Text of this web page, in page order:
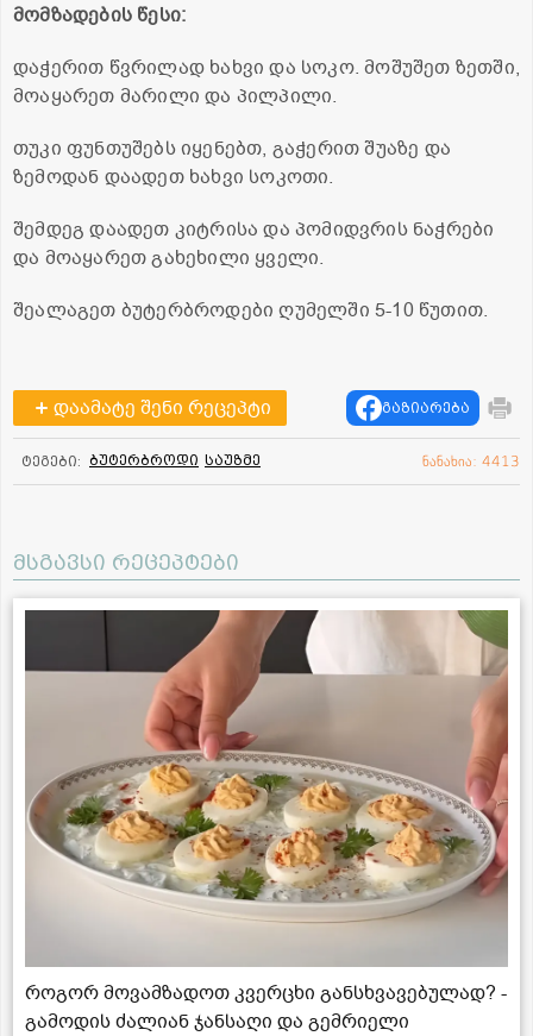
მომზადების წესი:
დაჭერით წვრილად ხახვი და სოკო. მოშუშეთ ზეთში,
მოაყარეთ მარილი და პილპილი.
თუკი ფუნთუშებს იყენებთ, გაჭერით შუაზე და
ზემოდან დაადეთ ხახვი სოკოთი.
შემდეგ დაადეთ კიტრისა და პომიდვრის ნაჭრები
და მოაყარეთ გახეხილი ყველი.
შეალაგეთ ბუტერბროდები ღუმელში 5-10 წუთით.
დაამატე შენი რეცეპტი გაზიარება
ტეგები: ბუტერბროდი საუზმე ნანახია: 4413
მსგავსი რეცეპტები
როგორ მოვამზადოთ კვერცხი განსხვავებულად? -
გამოდის ძალიან ჯანსაღი და გემრიელი